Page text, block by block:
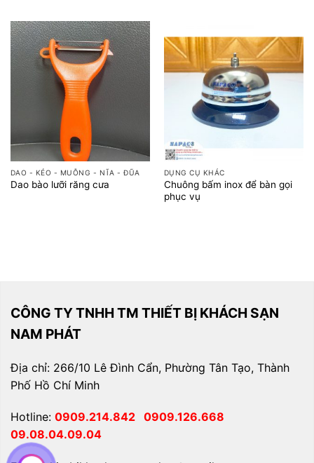
DAO - KÉO - MUỖNG - NĨA - ĐŨA
Dao bào lưỡi răng cưa
DỤNG CỤ KHÁC
Chuông bấm inox để bàn gọi
phục vụ
CÔNG TY TNHH TM THIẾT BỊ KHÁCH SẠN
NAM PHÁT
Địa chỉ: 266/10 Lê Đình Cẩn, Phường Tân Tạo, Thành
Phố Hồ Chí Minh
Hotline: 0909.214.842 0909.126.668
09.08.04.09.04